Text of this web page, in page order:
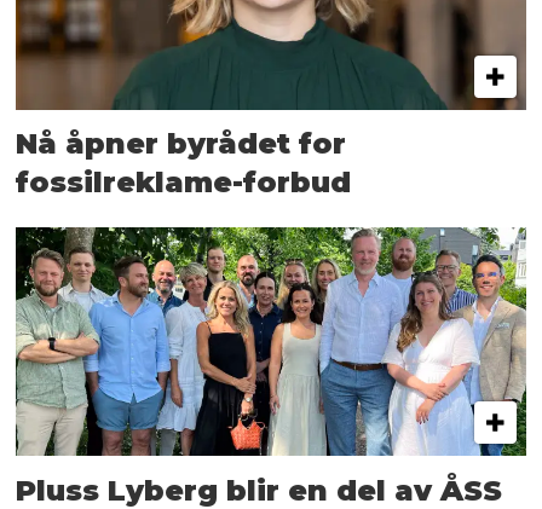
Nå åpner byrådet for
fossilreklame-forbud
Pluss Lyberg blir en del av ÅSS